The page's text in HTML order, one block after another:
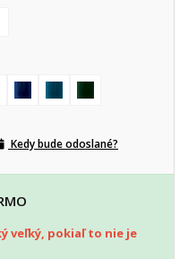
Kedy bude odoslané?
veľký, pokiaľ to nie je